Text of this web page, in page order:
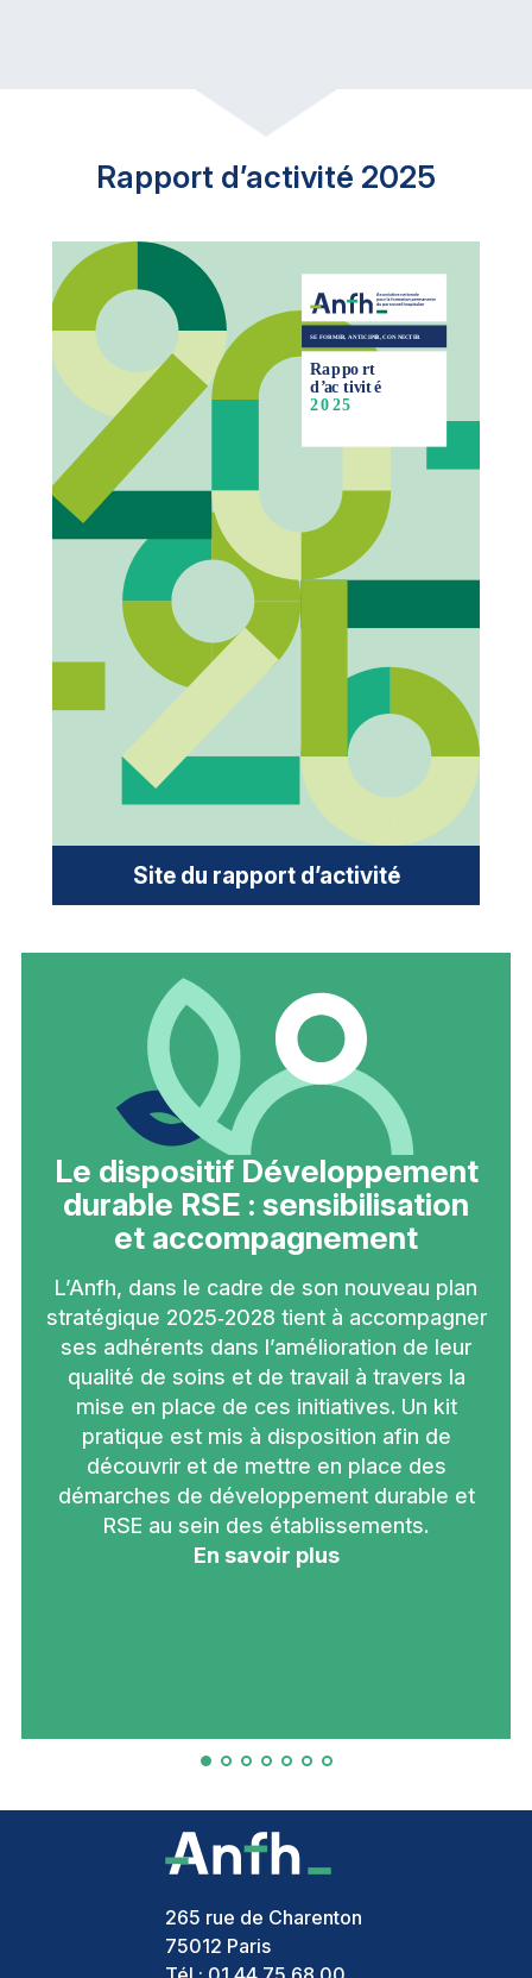
Rapport d’activité 2025
Site du rapport d’activité
Le dispositif Développement
durable RSE : sensibilisation
et accompagnement
L’Anfh, dans le cadre de son nouveau plan
stratégique 2025‑2028 tient à accompagner
ses adhérents dans l’amélioration de leur
qualité de soins et de travail à travers la
mise en place de ces initiatives. Un kit
pratique est mis à disposition afin de
découvrir et de mettre en place des
démarches de développement durable et
RSE au sein des établissements.
En savoir plus
265 rue de Charenton
75012 Paris